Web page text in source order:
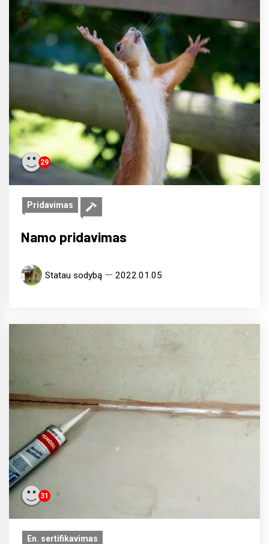
29
Pridavimas
Namo pridavimas
Statau sodybą 2022.01.05
31
En. sertifikavimas